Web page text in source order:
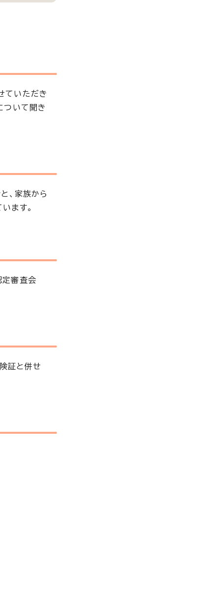
ていただき
ついて聞き
、家族から
ます。
定審査会
証と併せ